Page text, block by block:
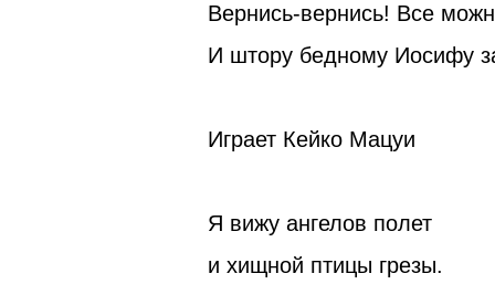
Вернись-вернись! Все
И штору бедному Иосифу
Играет Кейко Мацуи
Я вижу ангелов полет
и хищной птицы грезы.